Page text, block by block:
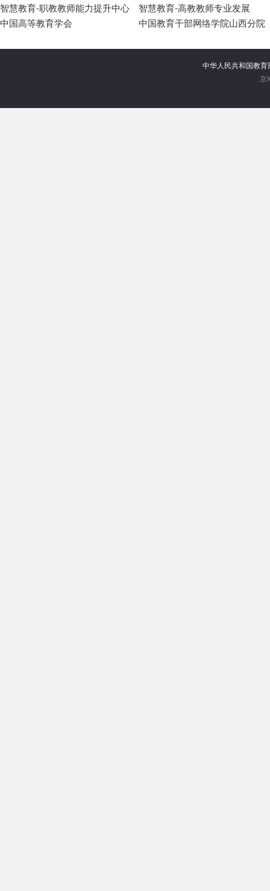
智慧教育-职教教师能力提升中心
智慧教育-高教教师专业发展
中国高等教育学会
中国教育干部网络学院山西分院
中华人民共和国
京